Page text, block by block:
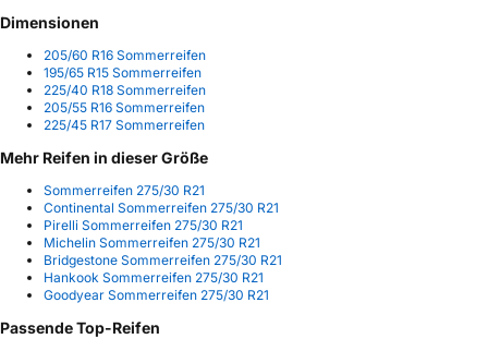
Dimensionen
205/60 R16 Sommerreifen
195/65 R15 Sommerreifen
225/40 R18 Sommerreifen
205/55 R16 Sommerreifen
225/45 R17 Sommerreifen
Mehr Reifen in dieser Größe
Sommerreifen 275/30 R21
Continental Sommerreifen 275/30 R21
Pirelli Sommerreifen 275/30 R21
Michelin Sommerreifen 275/30 R21
Bridgestone Sommerreifen 275/30 R21
Hankook Sommerreifen 275/30 R21
Goodyear Sommerreifen 275/30 R21
Passende Top-Reifen